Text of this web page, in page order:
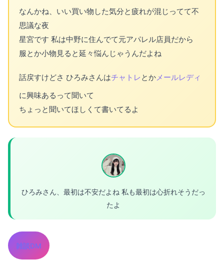
なんかね、いい買い物した気分と疲れが混じってて不
思議な夜
星宮です 私は中野に住んでて元アパレル店員だから
服とか小物見ると延々悩んじゃうんだよね
話戻すけどさ ひろみさんはチャトレ とかメールレディ
に興味あるって聞いて
ちょっと聞いてほしくて書いてるよ
ひろみさん、最初は不安だよね 私も最初は心折れそうだっ
たよ
雑談DM